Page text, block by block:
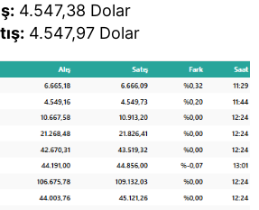
4.547,38 Dolar
4.547,97 Dolar